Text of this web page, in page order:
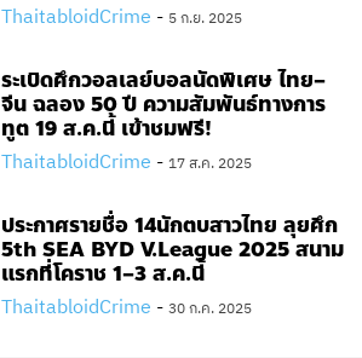
ThaitabloidCrime - 5 ก.ย. 2025
ระเบิดศึกวอลเลย์บอลนัดพิเศษ ไทย–
จีน ฉลอง 50 ปี ความสัมพันธ์ทางการ
ทูต​ 19​ ส.ค.นี้​ เข้าชมฟรี!
ThaitabloidCrime - 17 ส.ค. 2025
ประกาศรายชื่อ 14นักตบสาวไทย ลุยศึก
5th SEA BYD V.League 2025 สนาม
แรกที่โคราช 1–3 ส.ค.นี้
ThaitabloidCrime - 30 ก.ค. 2025